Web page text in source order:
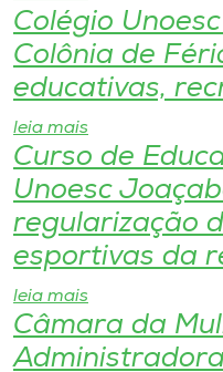
A
Unoesc
Internacionalização
I.nova
Diplomados
Cultura
Colégio
Colônia de
educativas,
leia mais
Curso de
Unoesc
regularização
esportivas da
leia mais
Câmara da